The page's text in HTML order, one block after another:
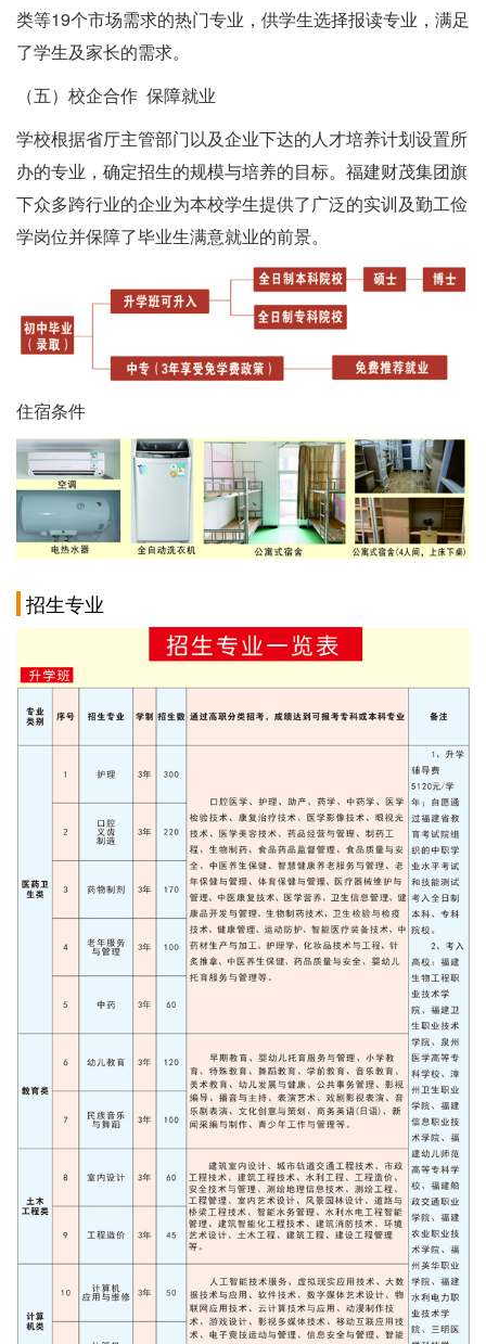
类等19个市场需求的热门专业，供学生选择报读专业，满足
了学生及家长的需求。
（五）校企合作 保障就业
学校根据省厅主管部门以及企业下达的人才培养计划设置所
办的专业，确定招生的规模与培养的目标。福建财茂集团旗
下众多跨行业的企业为本校学生提供了广泛的实训及勤工俭
学岗位并保障了毕业生满意就业的前景。
住宿条件
招生专业